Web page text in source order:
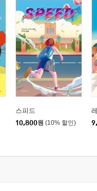
스피드
10,800원 (10% 할인)